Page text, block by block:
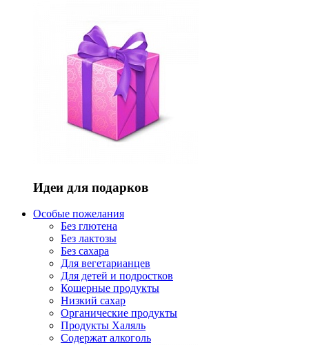
Идеи для подарков
Особые пожелания
Без глютена
Без лактозы
Без сахара
Для вегетарианцев
Для детей и подростков
Кошерные продукты
Низкий сахар
Органические продукты
Продукты Халяль
Содержат алкоголь